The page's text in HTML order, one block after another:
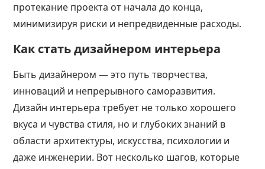
протекание проекта от начала до конца,
минимизируя риски и непредвиденные расходы.
Как стать дизайнером интерьера
Быть дизайнером — это путь творчества,
инноваций и непрерывного саморазвития.
Дизайн интерьера требует не только хорошего
вкуса и чувства стиля, но и глубоких знаний в
области архитектуры, искусства, психологии и
даже инженерии. Вот несколько шагов, которые